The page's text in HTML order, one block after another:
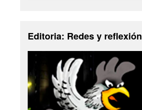
Editoria: Redes y reflexión